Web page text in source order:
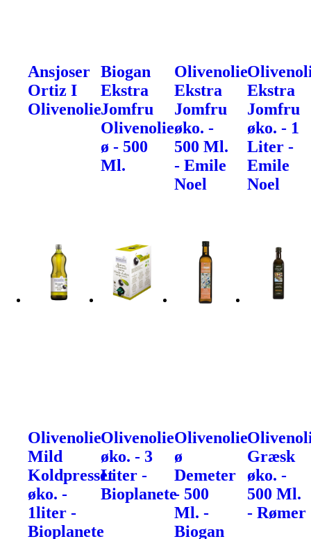
Ansjoser
Ortiz I
Olivenolie
Biogan
Ekstra
Jomfru
Olivenolie
ø - 500
Ml.
Olivenolie
Ekstra
Jomfru
øko. -
500 Ml.
- Emile
Noel
Ekstra
Jomfru
øko. - 1
Liter -
Emile
Noel
Olivenolie
Mild
Koldpresset
øko. -
1liter -
Bioplanete
Olivenolie
øko. - 3
Liter -
Bioplanete
Olivenolie
ø
Demeter
- 500
Ml. -
Biogan
Græsk
øko. -
500 Ml.
- Rømer